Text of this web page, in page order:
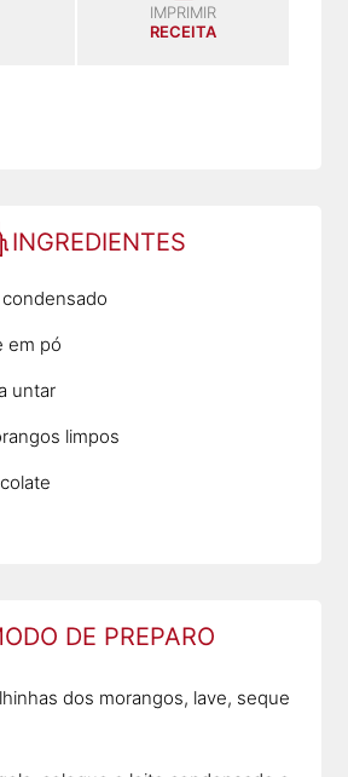
IMPRIMIR
RECEITA
INGREDIENTES
em pó
untar
limpos
DE PREPARO
dos morangos, lave, seque